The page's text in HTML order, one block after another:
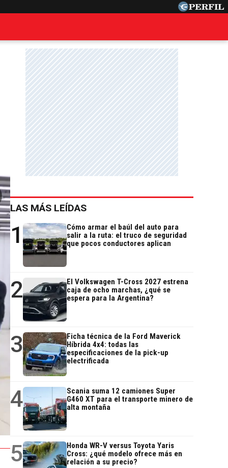
LAS MÁS LEÍDAS
1
Cómo armar el baúl del auto para
salir a la ruta: el truco de seguridad
que pocos conductores aplican
2
El Volkswagen T-Cross 2027 estrena
caja de ocho marchas, ¿qué se
espera para la Argentina?
3
Ficha técnica de la Ford Maverick
Híbrida 4x4: todas las
especificaciones de la pick-up
electrificada
4
Scania suma 12 camiones Super
G460 XT para el transporte minero de
alta montaña
5
Honda WR-V versus Toyota Yaris
Cross: ¿qué modelo ofrece más en
relación a su precio?